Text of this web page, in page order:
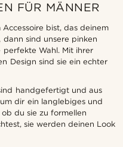
FÜR MÄNNER
bist, das deinem
sind unsere pinken
Wahl. Mit ihrer
Design sind sie ein echter
handgefertigt und aus
dir ein langlebiges und
du sie zu formellen
sie werden deinen Look